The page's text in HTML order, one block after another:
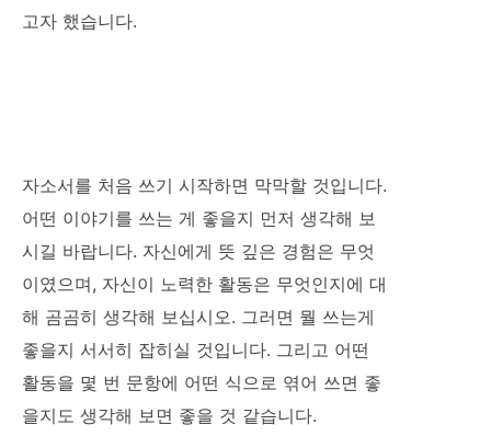
고자 했습니다.
자소서를 처음 쓰기 시작하면 막막할 것입니다.
어떤 이야기를 쓰는 게 좋을지 먼저 생각해 보
시길 바랍니다. 자신에게 뜻 깊은 경험은 무엇
이였으며, 자신이 노력한 활동은 무엇인지에 대
해 곰곰히 생각해 보십시오. 그러면 뭘 쓰는게
좋을지 서서히 잡히실 것입니다. 그리고 어떤
활동을 몇 번 문항에 어떤 식으로 엮어 쓰면 좋
을지도 생각해 보면 좋을 것 같습니다.